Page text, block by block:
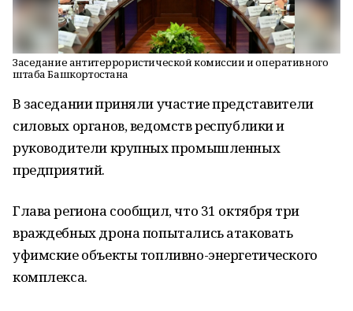
Заседание антитеррористической комиссии и оперативного
штаба Башкортостана
В заседании приняли участие представители
силовых органов, ведомств республики и
руководители крупных промышленных
предприятий.
Глава региона сообщил, что 31 октября три
враждебных дрона попытались атаковать
уфимские объекты топливно-энергетического
комплекса.